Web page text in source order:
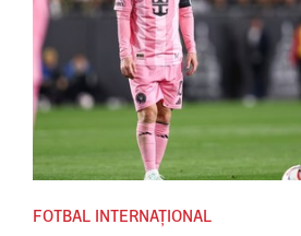
FOTBAL INTERNAȚIONAL